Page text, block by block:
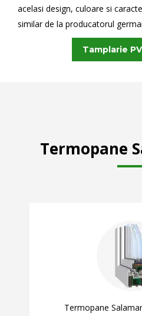
acelasi design, culoare si
similar de la producatorul
Tamplarie
Termopane
Termopane